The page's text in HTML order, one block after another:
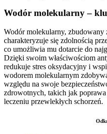
Wodór molekularny –
Wodór molekularny,
charakteryzuje się zdolnością
co umożliwia mu dotarcie do
Dzięki swoim właściwościom
redukuje stres oksydacyjny i
wodorem molekularnym
względu na swoje
zdrowotnych, takich jak
leczeniu przewlekłych schorzeń.